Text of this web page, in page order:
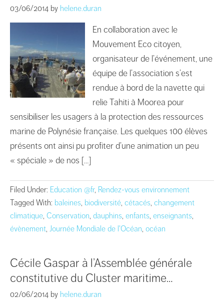
03/06/2014 by helene.duran
En collaboration avec le
Mouvement Eco citoyen,
organisateur de l’événement, une
équipe de l’association s’est
rendue à bord de la navette qui
relie Tahiti à Moorea pour
sensibiliser les usagers à la protection des ressources
marine de Polynésie française. Les quelques 100 élèves
présents ont ainsi pu profiter d’une animation un peu
« spéciale » de nos […]
Filed Under: Education @fr, Rendez-vous environnement
Tagged With: baleines, biodiversité, cétacés, changement
climatique, Conservation, dauphins, enfants, enseignants,
évènement, Journée Mondiale de l'Océan, océan
Cécile Gaspar à l’Assemblée générale
constitutive du Cluster maritime…
02/06/2014 by helene.duran